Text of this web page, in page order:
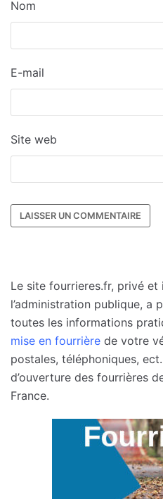
Nom
E-mail
Site web
Le site fourrieres.fr, privé et
l’administration publique, a
toutes les informations
mise en fourrière de votre
postales, téléphoniques,
d’ouverture des fourrières
France.